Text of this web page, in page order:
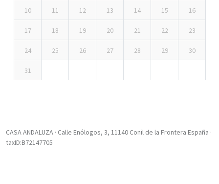
10 11 12 13 14 15 16
17 18 19 20 21 22 23
24 25 26 27 28 29 30
31
CASA ANDALUZA · Calle Enólogos, 3, 11140 Conil de la Frontera España ·
taxID:B72147705